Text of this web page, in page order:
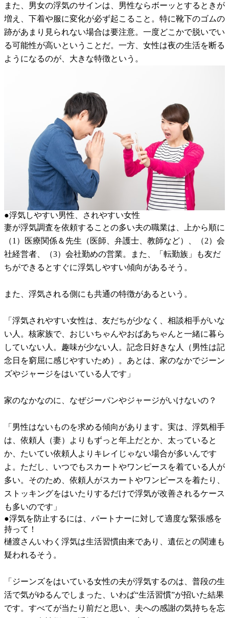
また、男女の浮気のサインは、男性ならボーッとするときが
増え、下着や服に変化が必ず起こること。特に靴下のゴムの
跡があまり見られない場合は要注意。一度どこかで脱いでい
る可能性が高いということだ。一方、女性は夜の生活を断る
ようになるのが、大きな特徴という。
●浮気しやすい男性、されやすい女性
妻が浮気調査を依頼することの多い夫の職業は、上から順に
（1）医療関係＆先生（医師、弁護士、教師など）、（2）会
社経営者、（3）会社勤めの営業。また、「転勤族」も友だ
ちができるとすぐに浮気しやすい傾向があるそう。
また、浮気される側にも共通の特徴があるという。
「浮気されやすい女性は、友だちが少なく、相談相手がいな
い人。核家族で、おじいちゃんやおばあちゃんと一緒に暮ら
していない人。趣味が少ない人。記念日好きな人（男性は記
念日を窮屈に感じやすいため）。あとは、家のなかでジーン
ズやジャージをはいている人です」
家のなかなのに、なぜジーパンやジャージがいけないの？
「男性はないものを求める傾向があります。実は、浮気相手
は、依頼人（妻）よりもずっと年上だとか、太っていると
か、たいてい依頼人よりキレイじゃない場合が多いんです
よ。ただし、いつでもスカートやワンピースを着ている人が
多い。そのため、依頼人がスカートやワンピースを着たり、
ストッキングをはいたりするだけで浮気が改善されるケース
も多いのです」
●浮気を防止するには、パートナーに対して適度な緊張感を
持って！
樋渡さんいわく浮気は生活習慣由来であり、遺伝との関連も
疑われるそう。
「ジーンズをはいている女性の夫が浮気するのは、普段の生
活で気がゆるんでしまった、いわば“生活習慣”が招いた結果
です。すべてが当たり前だと思い、夫への感謝の気持ちを忘